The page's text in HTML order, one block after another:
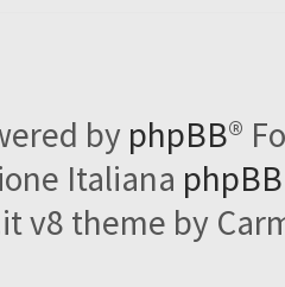
by phpBB®
Italiana
v8 theme by